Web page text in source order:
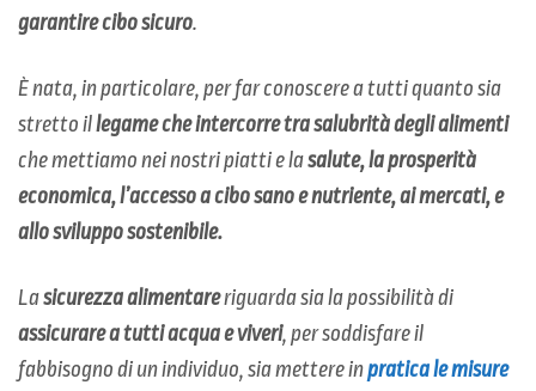
garantire cibo sicuro.
È nata, in particolare, per far conoscere a tutti quanto sia
stretto illegame che intercorre tra salubrità degli alimenti
che mettiamo nei nostri piatti e lasalute, la prosperità
economica, l’accesso a cibo sano e nutriente, ai mercati, e
allo sviluppo sostenibile.
Lasicurezza alimentareriguarda sia la possibilità di
assicurare a tutti acqua e viveri, per soddisfare il
fabbisogno di un individuo, sia mettere inpratica le misure